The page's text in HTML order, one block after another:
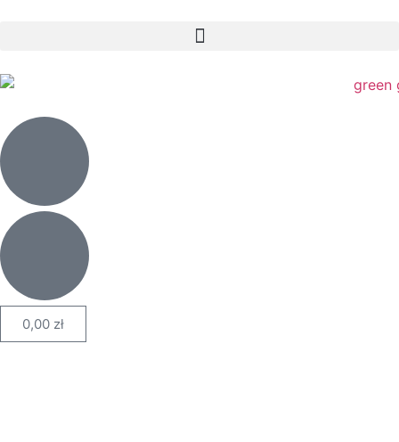
0,00 zł